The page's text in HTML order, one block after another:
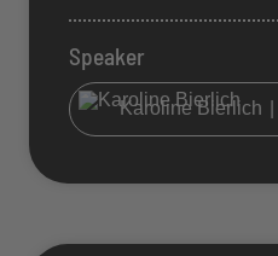
Speaker
Karoline Bierlich